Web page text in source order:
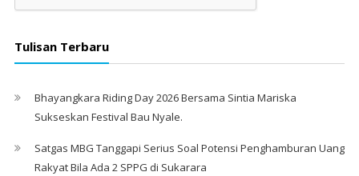
Tulisan Terbaru
Bhayangkara Riding Day 2026 Bersama Sintia Mariska
Sukseskan Festival Bau Nyale. ‎
Satgas MBG Tanggapi Serius Soal Potensi Penghamburan Uang
Rakyat Bila Ada 2 SPPG di Sukarara